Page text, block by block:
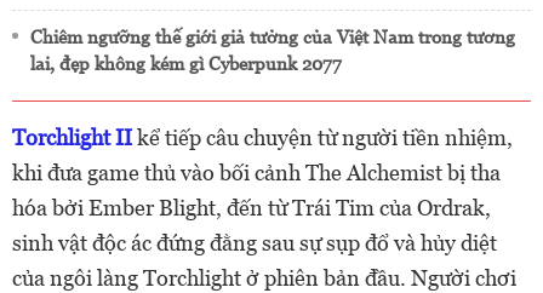
Chiêm ngưỡng thế giới giả tưởng của Việt Nam trong tương
lai, đẹp không kém gì Cyberpunk 2077
Torchlight IIkể tiếp câu chuyện từ người tiền nhiệm,
khi đưa game thủ vào bối cảnh The Alchemist bị tha
hóa bởi Ember Blight, đến từ Trái Tim của Ordrak,
sinh vật độc ác đứng đằng sau sự sụp đổ và hủy diệt
của ngôi làng Torchlight ở phiên bản đầu. Người chơi